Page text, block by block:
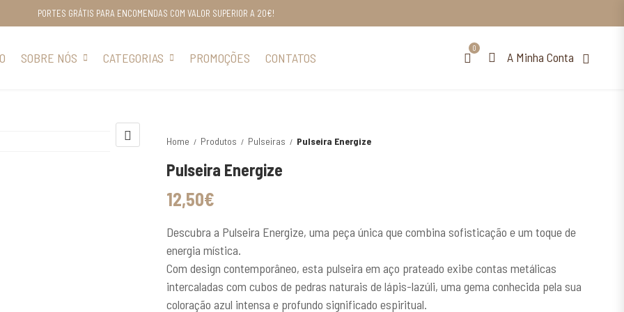
PORTES GRÁTIS PARA ENCOMENDAS COM VALOR SUPERIOR A 20€!
SOBRE NÓS CATEGORIAS PROMOÇÕES CONTATOS
0
A Minha Conta
Home Produtos Pulseiras Pulseira Energize
Pulseira Energize
12,50€
Descubra a Pulseira Energize, uma peça única que combina sofisticação e um toque de
energia mística.
Com design contemporâneo, esta pulseira em aço prateado exibe contas metálicas
intercaladas com cubos de pedras naturais de lápis-lazúli, uma gema conhecida pela sua
coloração azul intensa e profundo significado espiritual.